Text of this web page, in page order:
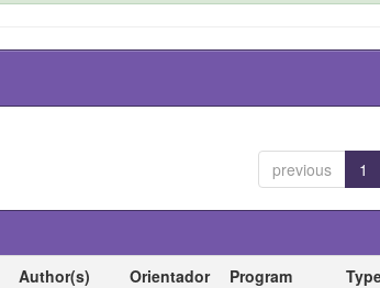
previous 1
Author(s) Orientador Program